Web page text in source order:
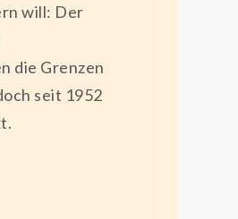
will: Der
die Grenzen
seit 1952